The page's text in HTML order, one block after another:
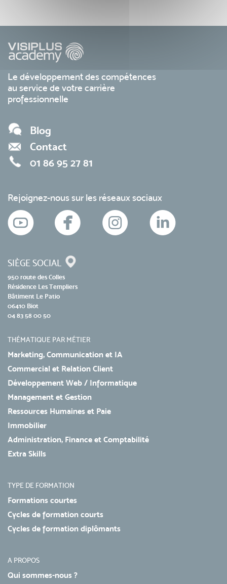
Le développement des compétences
au service de votre carrière
professionnelle
Blog
Contact
01 86 95 27 81
Rejoignez-nous sur les réseaux sociaux
SIÈGE SOCIAL
950 route des Colles
Résidence Les Templiers
Bâtiment Le Patio
06410 Biot
04 83 58 00 50
THÉMATIQUE PAR MÉTIER
Marketing, Communication et IA
Commercial et Relation Client
Développement Web / Informatique
Management et Gestion
Ressources Humaines et Paie
Immobilier
Administration, Finance et Comptabilité
Extra Skills
TYPE DE FORMATION
Formations courtes
Cycles de formation courts
Cycles de formation diplômants
A PROPOS
Qui sommes-nous ?